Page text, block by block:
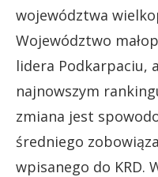
województwa
Województwo
lidera Podkarpaciu,
najnowszym
zmiana jest
średniego
wpisanego do KRD.